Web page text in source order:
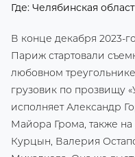
Где: Челябинская
В конце декабря 2023-
Париж стартовали
любовном
грузовик по прозвищу
исполняет Александр
Майора Грома, также на
Курцын, Валерия